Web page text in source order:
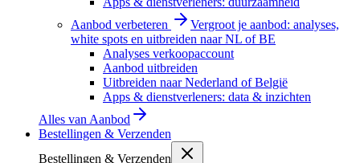
Aanbod verbeteren
Vergroot je aanbod: analyses,
white spots en uitbreiden naar NL of BE
Analyses verkoopaccount
Aanbod uitbreiden
Uitbreiden naar Nederland of België
Apps & dienstverleners: data & inzichten
Alles van Aanbod
Bestellingen & Verzenden
Bestellingen & Verzenden